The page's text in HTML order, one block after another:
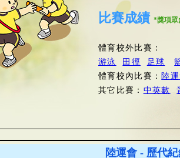
比賽成績 *獎項眾
體育校外比賽：
游泳
田徑 足球
體育校內比賽： 陸
其它比賽： 中英數
陸運會 - 歷代